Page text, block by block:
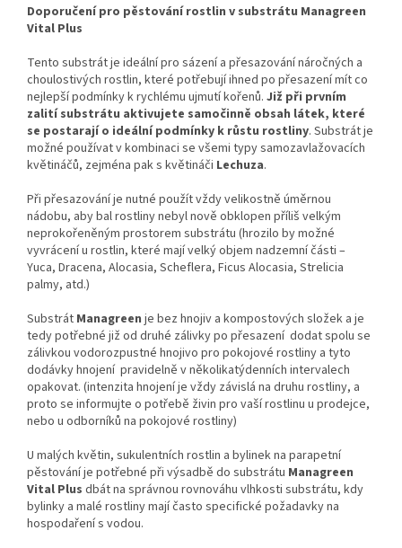
Doporučení pro pěstování rostlin v substrátu Managreen
Vital Plus
Tento substrát je ideální pro sázení a přesazování náročných a
choulostivých rostlin, které potřebují ihned po přesazení mít co
nejlepší podmínky k rychlému ujmutí kořenů. Již při prvním
zalití substrátu aktivujete samočinně obsah látek, které
se postarají o ideální podmínky k růstu rostliny. Substrát je
možné používat v kombinaci se všemi typy samozavlažovacích
květináčů, zejména pak s květináči Lechuza.
Při přesazování je nutné použít vždy velikostně úměrnou
nádobu, aby bal rostliny nebyl nově obklopen příliš velkým
neprokořeněným prostorem substrátu (hrozilo by možné
vyvrácení u rostlin, které mají velký objem nadzemní části –
Yuca, Dracena, Alocasia, Scheflera, Ficus Alocasia, Strelicia
palmy, atd.)
Substrát Managreen je bez hnojiv a kompostových složek a je
tedy potřebné již od druhé zálivky po přesazení dodat spolu se
zálivkou vodorozpustné hnojivo pro pokojové rostliny a tyto
dodávky hnojení pravidelně v několikatýdenních intervalech
opakovat. (intenzita hnojení je vždy závislá na druhu rostliny, a
proto se informujte o potřebě živin pro vaší rostlinu u prodejce,
nebo u odborníků na pokojové rostliny)
U malých květin, sukulentních rostlin a bylinek na parapetní
pěstování je potřebné při výsadbě do substrátu Managreen
Vital Plus dbát na správnou rovnováhu vlhkosti substrátu, kdy
bylinky a malé rostliny mají často specifické požadavky na
hospodaření s vodou.